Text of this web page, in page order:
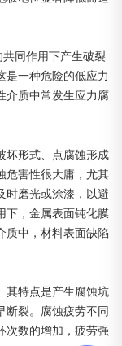
同作用下产生破裂
是一种危险的低应力
介质中常发生应力腐
坏形式、点腐蚀形成
危害性很大庸，尤其
时磨光或涂漆，以避
下，金属表面钝化膜
质中，材料表面缺陷
其特点是产生腐蚀坑
断裂。腐蚀疲劳不同
次数的增加，疲劳强